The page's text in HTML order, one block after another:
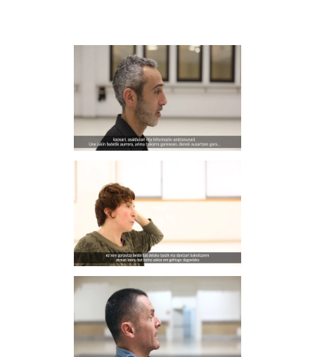
THIERRY MARTINEZ
watch video
MATXALEN BILBAO
watch video
EDU
MURUAMENDIARAZ
watch video